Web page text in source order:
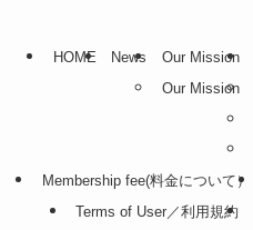
HOME News
Our Mission
Our Mission
Membership fee(料金について）
Terms of User／利用規約